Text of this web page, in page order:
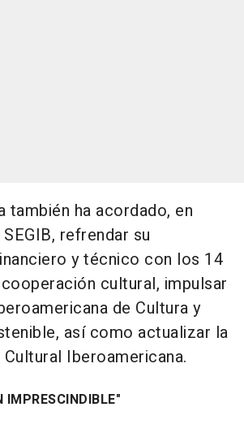
también ha acordado, en
refrendar su
y técnico con los 14
cultural, impulsar
de Cultura y
así como actualizar la
Iberoamericana.
IMPRESCINDIBLE"